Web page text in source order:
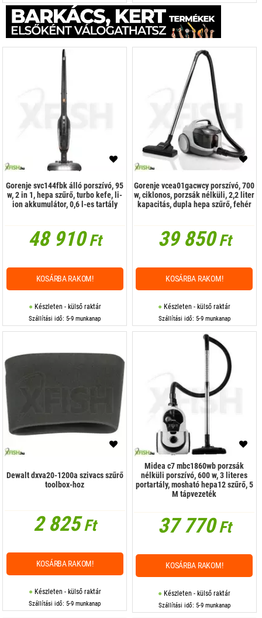
Gorenje svc144fbk álló porszívó, 95
w, 2 in 1, hepa szűrő, turbo kefe, li-
ion akkumulátor, 0,6 l-es tartály
48 910Ft
Készleten - külső raktár
Szállítási idő: 5-9 munkanap
KOSÁRBA RAKOM!
Gorenje vcea01gacwcy porszívó, 700
w, ciklonos, porzsák nélküli, 2,2 liter
kapacitás, dupla hepa szűrő, fehér
39 850Ft
Készleten - külső raktár
Szállítási idő: 5-9 munkanap
KOSÁRBA RAKOM!
Dewalt dxva20-1200a szivacs szűrő
toolbox-hoz
2 825Ft
Készleten - külső raktár
Szállítási idő: 5-9 munkanap
KOSÁRBA RAKOM!
Midea c7 mbc1860wb porzsák
nélküli porszívó, 600 w, 3 literes
portartály, mosható hepa12 szűrő, 5
M tápvezeték
37 770Ft
Készleten - külső raktár
Szállítási idő: 5-9 munkanap
KOSÁRBA RAKOM!